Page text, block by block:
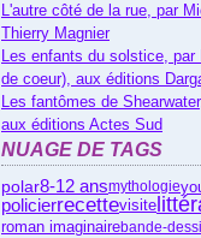
L'autre côté de la rue, par
Thierry Magnier
Les enfants du solstice, par
de coeur), aux éditions
Les fantômes de
aux éditions Actes Sud
NUAGE DE TAGS
polar8-12 ansmythologie
policierrecettevisite
roman imaginairebande-